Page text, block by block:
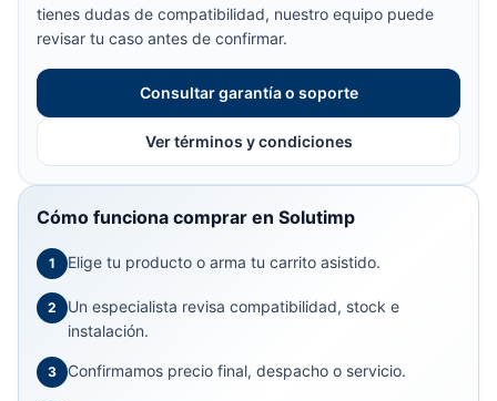
tienes dudas de compatibilidad, nuestro equipo puede
revisar tu caso antes de confirmar.
Consultar garantía o soporte
Ver términos y condiciones
Cómo funciona comprar en Solutimp
1 Elige tu producto o arma tu carrito asistido.
2
Un especialista revisa compatibilidad, stock e
instalación.
3 Confirmamos precio final, despacho o servicio.